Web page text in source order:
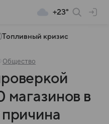
+23°
Топливный кризис
Общество
магазинов в